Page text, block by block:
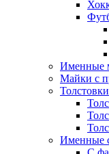
Именные
Майки с
Толстовки
Именные